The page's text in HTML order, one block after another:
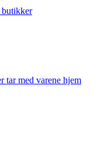
butikker
tar med varene hjem